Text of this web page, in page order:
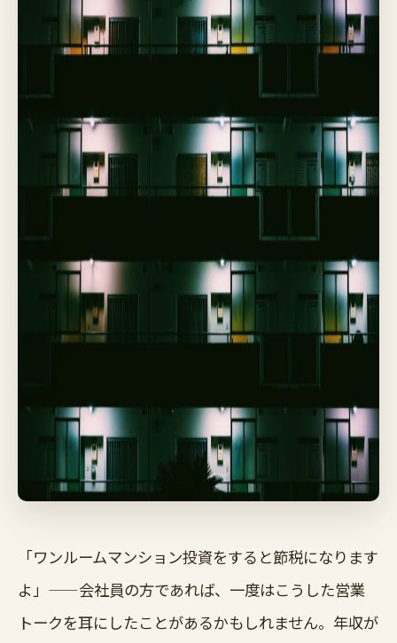
「ワンルームマンション投資をすると節税になります
よ」——会社員の方であれば、一度はこうした営業
トークを耳にしたことがあるかもしれません。年収が